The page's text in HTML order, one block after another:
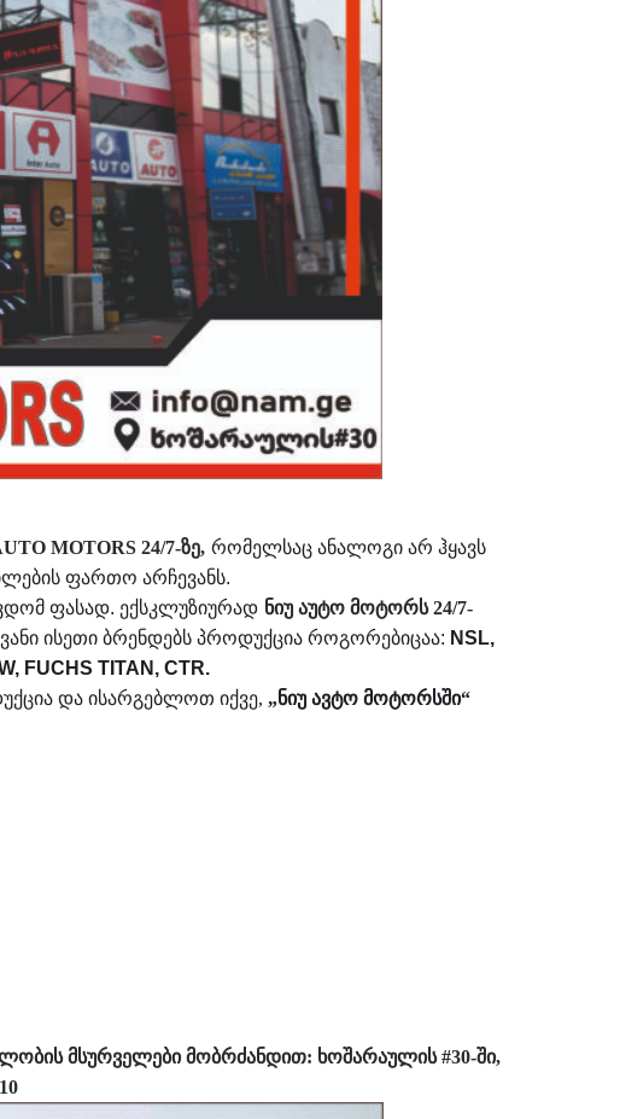
MOTORS 24/7-ზე, რომელსაც ანალოგი არ ჰყავს
ფართო არჩევანს.
ფასად. ექსკლუზიურად ნიუ აუტო მოტორს 24/7-
ისეთი ბრენდებს პროდუქცია როგორებიცაა: NSL,
FUCHS TITAN, CTR.
და ისარგებლოთ იქვე, „ნიუ ავტო მოტორსში“
მსურველები მობრძანდით: ხოშარაულის #30-ში,